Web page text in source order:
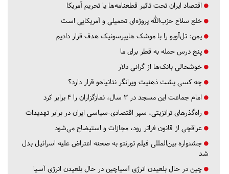
اقتصاد ایران تحت تاثیر قطعنامه‌ها یا تحریم‌ آمریکا
خلع سلاح حزب‌الله پروژه‌ای تحمیلی و آمریکایی است
یمن: تل‌آویو را با موشک هایپرسونیک هدف قرار دادیم
پنج درس‌ حمله به قطر برای ما
خوشحالی بانک‌ها از گرانی دلار
چه کسی پشت ذهنیت ویرانگر نتانیاهو قرار دارد؟
امام جماعت این مسجد در ۳ سال، نمازگزاران را ۴ برابر کرد
راه‌گذرهای ترانزیتی، سپر اقتصادی-سیاسی ایران در برابر تهدیدات
عراقچی از قانون فراتر رود، مجازات و استیضاح می‌شود
جشنواره بین‌المللی فیلم تورنتو به صحنه اعتراض علیه اسرائیل بدل
شد
چین در حال بلعیدن انرژی آسیاچین در حال بلعیدن انرژی آسیا